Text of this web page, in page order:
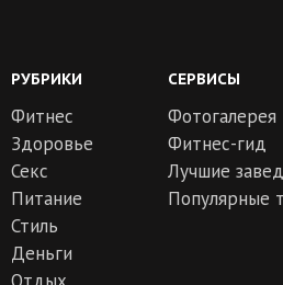
РУБРИКИ
Фитнес
Здоровье
Секс
Питание
Стиль
Деньги
Отдых
СЕРВИСЫ
Фотогалерея
Фитнес-гид
Лучшие
Популярные